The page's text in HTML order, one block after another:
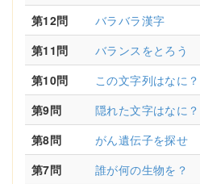
第12問
バラバラ漢字
第11問
バランスをとろう
第10問
この文字列はなに？
第9問
隠れた文字はなに？
第8問
がん遺伝子を探せ
第7問
誰が何の生物を？